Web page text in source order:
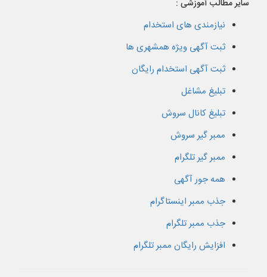
سایر مطالب آموزشی :
نیازمندی های استخدام
ثبت آگهی ویژه همشهری ها
ثبت آگهی استخدام رایگان
تبلیغ مشاغل
تبلیغ کانال سروش
ممبر گیر سروش
ممبر گیر تلگرام
همه جور آگهی
جذب ممبر اینستاگرام
جذب ممبر تلگرام
افزایش رایگان ممبر تلگرام